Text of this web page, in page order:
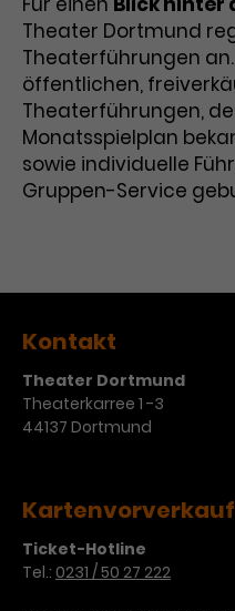
Zweck
Analytics
wird
darüber
nutzen,
eines
Name _gat_UA-
Anbieter
Daten
Anbieter Google
Laufzeit 3 Monate
Zweck
Dieses
dient der
Name
Anbieter Google /
Laufzeit
Zweck
Theater Dortmund
Theaterführungen
öffentlichen,
Theaterführungen,
Monatsspielplan
sowie individuelle
Gruppen-Service
Kontakt
Theater Dortmund
Theaterkarree 1 -3
44137 Dortmund
Kartenvorverkauf
Ticket-Hotline
Tel.: 0231 / 50 27 222